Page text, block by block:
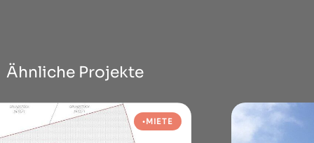
Ähnliche Projekte
MIETE